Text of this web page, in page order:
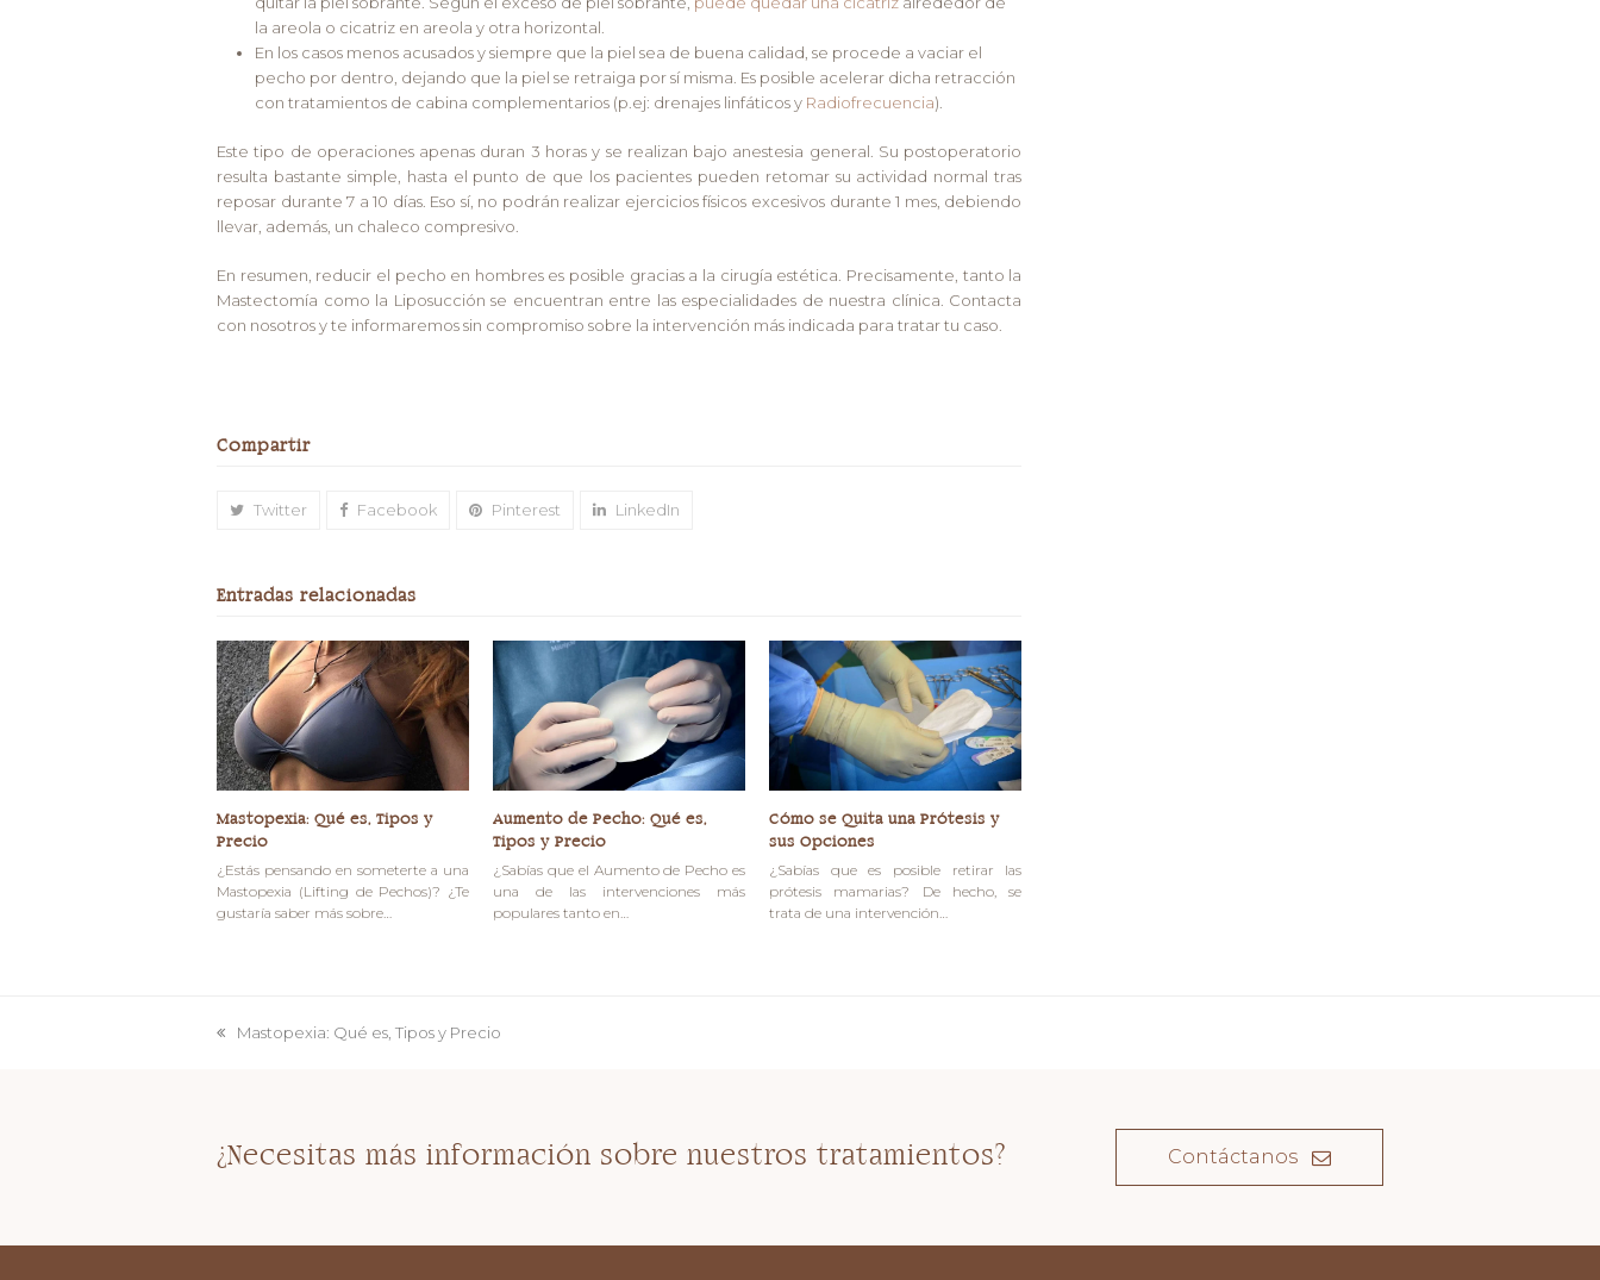
la areola o cicatriz en areola y otra horizontal.
En los casos menos acusados y siempre que la piel sea de buena calidad, se procede a vaciar el
pecho por dentro, dejando que la piel se retraiga por sí misma. Es posible acelerar dicha retracción
con tratamientos de cabina complementarios (p.ej: drenajes linfáticos y Radiofrecuencia).
Este tipo de operaciones apenas duran 3 horas y se realizan bajo anestesia general. Su postoperatorio
resulta bastante simple, hasta el punto de que los pacientes pueden retomar su actividad normal tras
reposar durante 7 a 10 días. Eso sí, no podrán realizar ejercicios físicos excesivos durante 1 mes, debiendo
llevar, además, un chaleco compresivo.
En resumen, reducir el pecho en hombres es posible gracias a la cirugía estética. Precisamente, tanto la
Mastectomía como la Liposucción se encuentran entre las especialidades de nuestra clínica. Contacta
con nosotros y te informaremos sin compromiso sobre la intervención más indicada para tratar tu caso.
Compartir
Twitter Facebook Pinterest LinkedIn
Entradas relacionadas
Mastopexia: Qué es, Tipos y
Precio
¿Estás pensando en someterte a una
Mastopexia (Lifting de Pechos)? ¿Te
gustaría saber más sobre…
Aumento de Pecho: Qué es,
Tipos y Precio
¿Sabías que el Aumento de Pecho es
una de las intervenciones más
populares tanto en…
Cómo se Quita una Prótesis y
sus Opciones
¿Sabías que es posible retirar las
prótesis mamarias? De hecho, se
trata de una intervención…
previous
Mastopexia: Qué es, Tipos y Precio
¿Necesitas más información sobre nuestros tratamientos? Contáctanos